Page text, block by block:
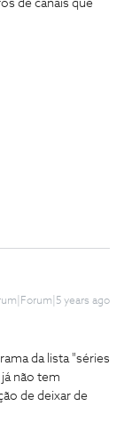
de canais que
years ago
da lista "séries
não tem
de deixar de